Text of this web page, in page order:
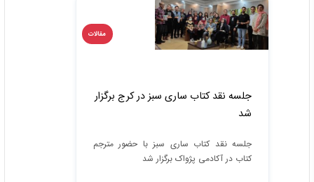
مقالات
جلسه نقد کتاب ساری سبز در کرج برگزار
شد
جلسه نقد کتاب ساری سبز با حضور مترجم
کتاب در آکادمی پژواک برگزار شد